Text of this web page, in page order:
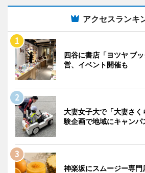
アクセスランキ
四谷に書店「ヨツヤ ブ
営、イベント開催も
大妻女子大で「大妻さ
験企画で地域にキャンパ
神楽坂にスムージー専門